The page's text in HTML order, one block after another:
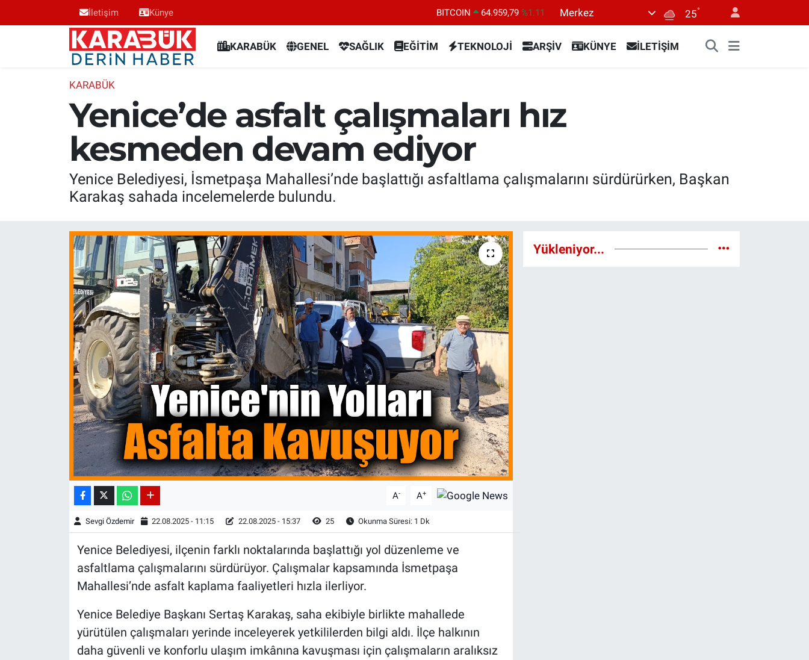
İletişim Künye BITCOIN 64.959,79 %1.11
GRAM ALTIN
%0.03
BİST100
Merkez 25°
KARABÜK GENEL SAĞLIK EĞİTİM TEKNOLOJİ ARŞİV KÜNYE İLETİŞİM
KARABÜK
Yenice’de asfalt çalışmaları hız
kesmeden devam ediyor
Yenice Belediyesi, İsmetpaşa Mahallesi’nde başlattığı asfaltlama çalışmalarını sürdürürken, Başkan
Karakaş sahada incelemelerde bulundu.
A- A+
Sevgi Özdemir 22.08.2025 - 11:15 22.08.2025 - 15:37 25 Okunma Süresi: 1 Dk
Yenice Belediyesi, ilçenin farklı noktalarında başlattığı yol düzenleme ve
asfaltlama çalışmalarını sürdürüyor. Çalışmalar kapsamında İsmetpaşa
Mahallesi’nde asfalt kaplama faaliyetleri hızla ilerliyor.
Yenice Belediye Başkanı Sertaş Karakaş, saha ekibiyle birlikte mahallede
yürütülen çalışmaları yerinde inceleyerek yetkililerden bilgi aldı. İlçe halkının
daha güvenli ve konforlu ulaşım imkânına kavuşması için çalışmaların aralıksız
Yükleniyor...
Karabük Nöbetçi Eczaneler
Karabük Hava Durumu
Karabük Trafik Yoğunluk Haritası
Süper Lig Puan Durumu ve Fikstür
Son Dakika Haberleri
Haber Arşivi